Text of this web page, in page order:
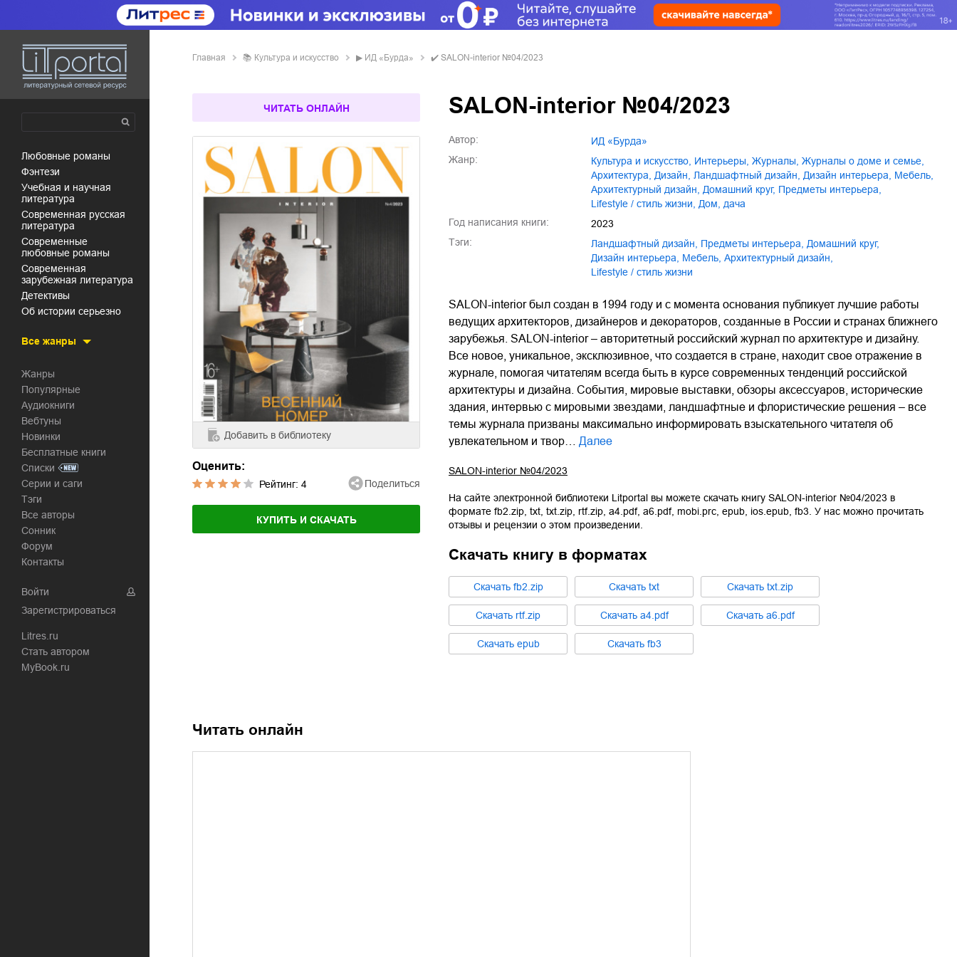
любовные романы
фэнтези
учебная и научная
литература
современная русская
литература
современные
любовные романы
современная
зарубежная литература
детективы
об истории серьезно
Все жанры
Жанры
Популярные
Аудиокниги
Вебтуны
Новинки
Бесплатные книги
Списки
Серии и саги
Тэги
Все авторы
Сонник
Форум
Контакты
Войти
Зарегистрироваться
Litres.ru
Стать автором
MyBook.ru
Главная 📚 культура и искусство ▶ ИД «Бурда» ✔️ SALON-interior №04/2023
ЧИТАТЬ ОНЛАЙН
Добавить в библиотеку
Оценить:
Рейтинг: 4 Поделиться
КУПИТЬ И СКАЧАТЬ
SALON-interior №04/2023
Автор:
ИД «Бурда»
Жанр:
культура и искусство интерьеры журналы журналы о доме и семье
архитектура
дизайн ландшафтный дизайн дизайн интерьера мебель
архитектурный дизайн
домашний круг, предметы интерьера
lifestyle / стиль жизни
дом, дача
Год написания книги:
2023
Тэги:
ландшафтный дизайн предметы интерьера домашний круг,
дизайн интерьера
мебель архитектурный дизайн
lifestyle / стиль жизни
SALON-interior был создан в 1994 году и с момента основания публикует лучшие работы
ведущих архитекторов, дизайнеров и декораторов, созданные в России и странах ближнего
зарубежья. SALON-interior – авторитетный российский журнал по архитектуре и дизайну.
Все новое, уникальное, эксклюзивное, что создается в стране, находит свое отражение в
журнале, помогая читателям всегда быть в курсе современных тенденций российской
архитектуры и дизайна. События, мировые выставки, обзоры аксессуаров, исторические
здания, интервью с мировыми звездами, ландшафтные и флористические решения – все
темы журнала призваны максимально информировать взыскательного читателя об
увлекательном и твор…
Далее
SALON-interior №04/2023
На сайте электронной библиотеки Litportal вы можете скачать книгу SALON-interior №04/2023 в
формате fb2.zip txt txt.zip rtf.zip a4.pdf, a6.pdf, mobi.prc epub ios.epub fb3 . У нас можно прочитать
отзывы и рецензии о этом произведении.
Скачать книгу в форматах
Cкачать fb2.zip Cкачать txt Cкачать txt.zip
Cкачать rtf.zip Cкачать a4.pdf Cкачать a6.pdf
Cкачать epub Cкачать fb3
Читать онлайн